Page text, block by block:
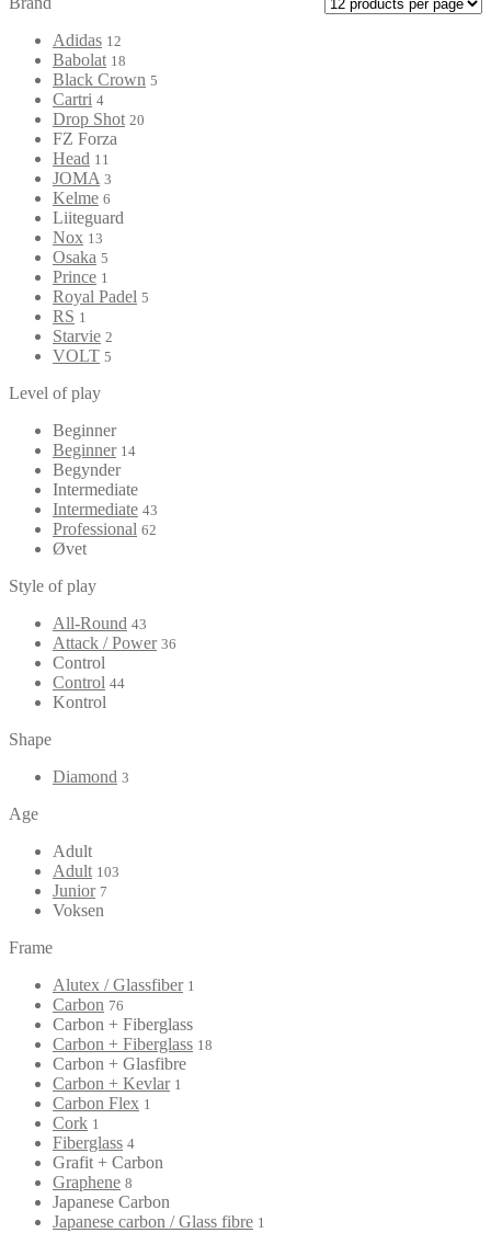
Adidas 12
Babolat 18
Black Crown 5
Cartri 4
Drop Shot 20
FZ Forza
Head 11
JOMA 3
Kelme 6
Liiteguard
Nox 13
Osaka 5
Prince 1
Royal Padel 5
RS 1
Starvie 2
VOLT 5
Level of play
Beginner
Beginner 14
Begynder
Intermediate
Intermediate 43
Professional 62
Øvet
Style of play
All-Round 43
Attack / Power 36
Control
Control 44
Kontrol
Shape
Diamond 3
Age
Adult
Adult 103
Junior 7
Voksen
Frame
Alutex / Glassfiber 1
Carbon 76
Carbon + Fiberglass
Carbon + Fiberglass 18
Carbon + Glasfibre
Carbon + Kevlar 1
Carbon Flex 1
Cork 1
Fiberglass 4
Grafit + Carbon
Graphene 8
Japanese Carbon
Japanese carbon / Glass fibre 1